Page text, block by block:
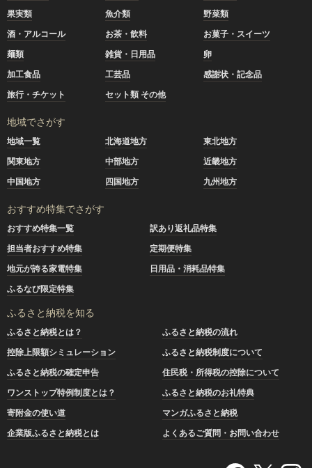
果実類
魚介類
野菜類
酒・アルコール
お茶・飲料
お菓子・スイーツ
麺類
雑貨・日用品
卵
加工食品
工芸品
感謝状・記念品
旅行・チケット
セット類 その他
地域でさがす
地域一覧 北海道地方
東北地方
関東地方
中部地方
近畿地方
中国地方
四国地方 九州地方
おすすめ特集でさがす
おすすめ特集一覧
訳あり返礼品特集
担当者おすすめ特集
定期便特集
地元が誇る家電特集
日用品・消耗品特集
ふるなび限定特集
ふるさと納税を知る
ふるさと納税とは？
ふるさと納税の流れ
控除上限額シミュレーション
ふるさと納税制度について
ふるさと納税の確定申告
住民税・所得税の控除について
ワンストップ特例制度とは？
ふるさと納税のお礼特典
寄附金の使い道
マンガふるさと納税
企業版ふるさと納税とは
よくあるご質問・お問い合わせ